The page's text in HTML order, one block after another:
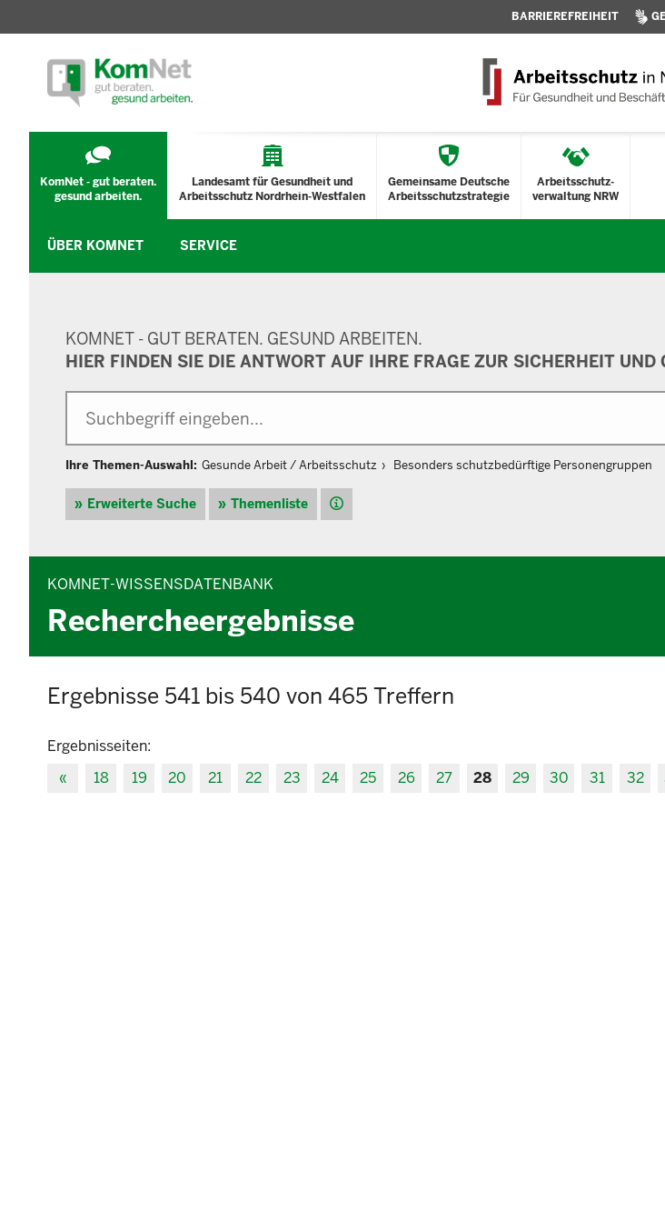
BARRIEREFREIHEIT
KomNet - gut beraten.
gesund arbeiten.
Landesamt für Gesundheit und
Arbeitsschutz Nordrhein-Westfalen
Gemeinsame Deutsche
Arbeitsschutzstrategie
Arbeitsschutz-
verwaltung NRW
ÜBER KOMNET SERVICE
KOMNET - GUT BERATEN. GESUND ARBEITEN.
HIER FINDEN SIE DIE ANTWORT AUF IHRE FRAGE ZUR SICHERHEIT UND
Ihre Themen-Auswahl: Gesunde Arbeit / Arbeitsschutz Besonders schutzbedürftige Personengruppen
Erweiterte Suche Themenliste Hilfe
KOMNET-WISSENSDATENBANK
Rechercheergebnisse
Ergebnisse 541 bis 540 von 465 Treffern
Ergebnisseiten:
«
18 19 20 21 22 23 24 25 26 27 28 29 30 31 32